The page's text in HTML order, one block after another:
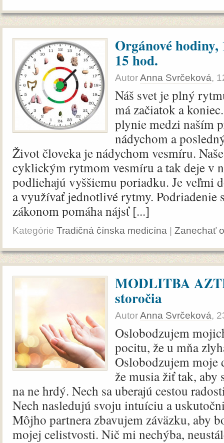
Orgánové hodiny,
15 hod.
AutorAnna Svrčeková,
Náš svet je plný
má začiatok a
plynie medzi naším
nádychom a
Život človeka je nádychom vesmíru.
cyklickým rytmom vesmíru a tak deje v
podliehajú vyššiemu poriadku. Je veľmi
a využívať jednotlivé rytmy. Podriadenie
zákonom pomáha nájsť [...]
Kategórie Tradičná čínska medicína Zanechať
MODLITBA
storočia
AutorAnna Svrčeková,
Oslobodzujem
pocitu, že u mňa
Oslobodzujem moje
že musia žiť tak, aby
na ne hrdý. Nech sa uberajú cestou
Nech nasledujú svoju intuíciu a
Môjho partnera zbavujem záväzku, aby
mojej celistvosti. Nič mi nechýba,